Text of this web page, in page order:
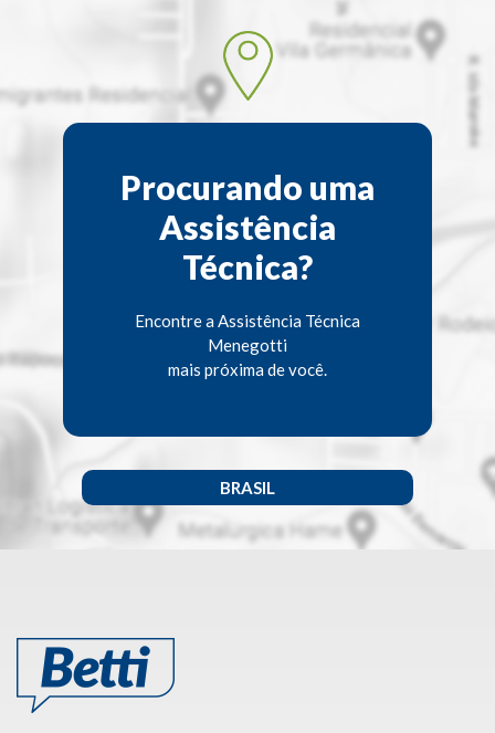
Procurando uma
Assistência
Técnica?
Encontre a Assistência Técnica
Menegotti
mais próxima de você.
BRASIL